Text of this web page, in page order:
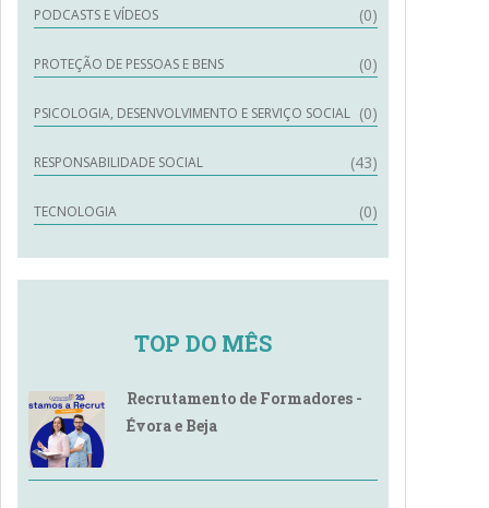
PODCASTS E VÍDEOS (0)
PROTEÇÃO DE PESSOAS E BENS (0)
PSICOLOGIA, DESENVOLVIMENTO E SERVIÇO SOCIAL (0)
RESPONSABILIDADE SOCIAL (43)
TECNOLOGIA (0)
TOP DO MÊS
Recrutamento de Formadores -
Évora e Beja